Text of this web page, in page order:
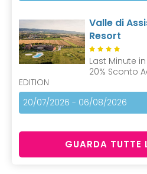
Valle di
Resort
Last Minute in
20% Sconto
EDITION
20/07/2026 - 06/08/2026
GUARDA TUTTE